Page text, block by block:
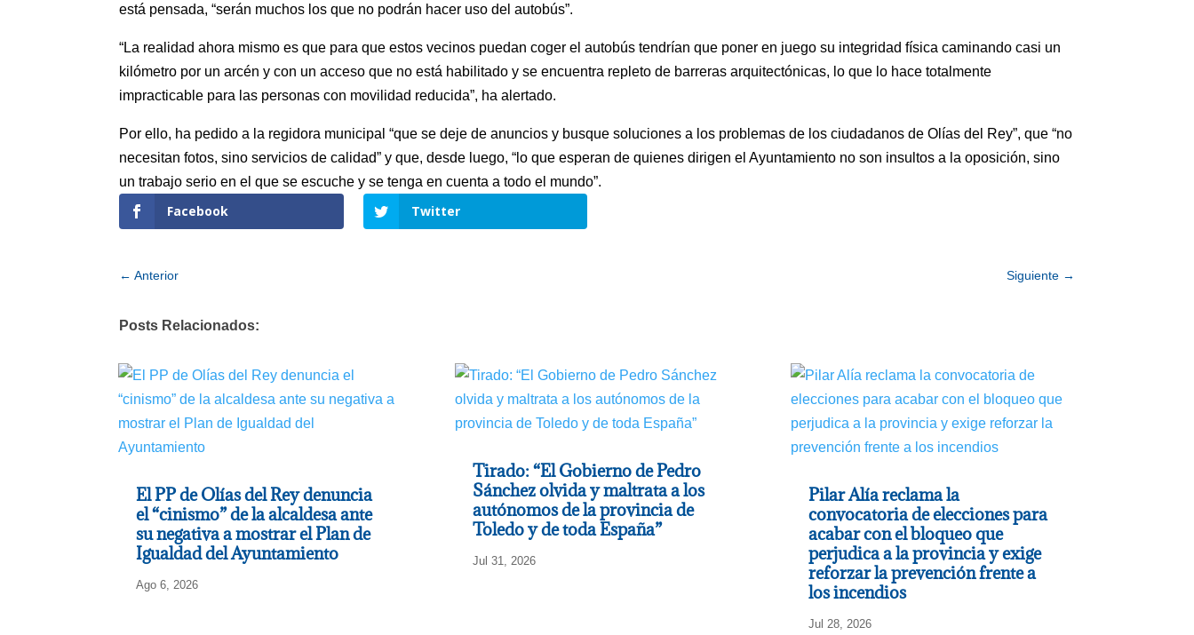
está pensada, “serán muchos los que no podrán hacer uso del autobús”.
“La realidad ahora mismo es que para que estos vecinos puedan coger el autobús tendrían que poner en juego su integridad física caminando casi un
kilómetro por un arcén y con un acceso que no está habilitado y se encuentra repleto de barreras arquitectónicas, lo que lo hace totalmente
impracticable para las personas con movilidad reducida”, ha alertado.
Por ello, ha pedido a la regidora municipal “que se deje de anuncios y busque soluciones a los problemas de los ciudadanos de Olías del Rey”, que “no
necesitan fotos, sino servicios de calidad” y que, desde luego, “lo que esperan de quienes dirigen el Ayuntamiento no son insultos a la oposición, sino
un trabajo serio en el que se escuche y se tenga en cuenta a todo el mundo”.
Facebook Twitter
←Anterior Siguiente→
Posts Relacionados:
El PP de Olías del Rey denuncia
el “cinismo” de la alcaldesa ante
su negativa a mostrar el Plan de
Igualdad del Ayuntamiento
Ago 6, 2026
Tirado: “El Gobierno de Pedro
Sánchez olvida y maltrata a los
autónomos de la provincia de
Toledo y de toda España”
Jul 31, 2026
Pilar Alía reclama la
convocatoria de elecciones para
acabar con el bloqueo que
perjudica a la provincia y exige
reforzar la prevención frente a
los incendios
Jul 28, 2026